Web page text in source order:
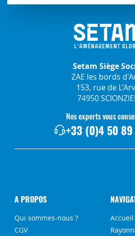
Setam Siège
ZAE les bords
153, rue de
74950
Nos experts vous
+33 (0)4 50
A PROPOS
Qui sommes-nous ?
CGV
Accueil